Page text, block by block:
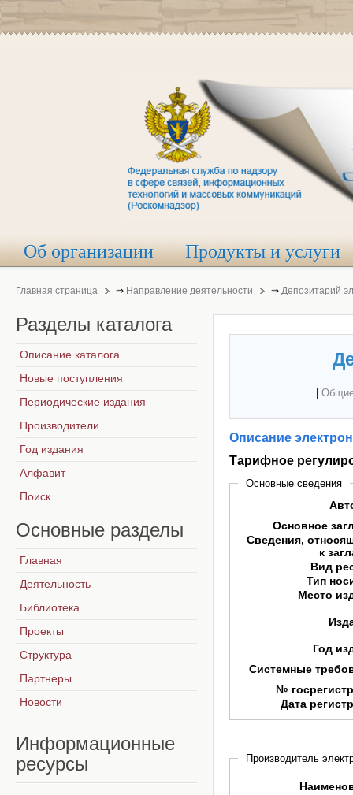
Об организации Продукты и услуги
Главная страница ⇒ Направление деятельности ⇒ Депозитарий
Описание
Тарифное
Основные сведения
Основное
Сведения,
к
Вид
Тип
Место
Год
Системные
№
Дата
Производитель
Разделы каталога
Описание каталога
Новые поступления
Периодические издания
Производители
Год издания
Алфавит
Поиск
Основные разделы
Главная
Деятельность
Библиотека
Проекты
Структура
Партнеры
Новости
Информационные
ресурсы